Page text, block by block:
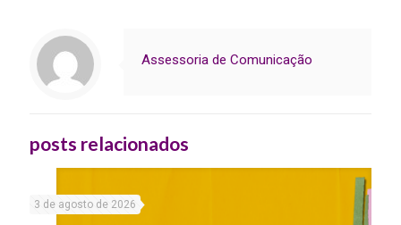
Assessoria de Comunicação
posts relacionados
3 de agosto de 2026